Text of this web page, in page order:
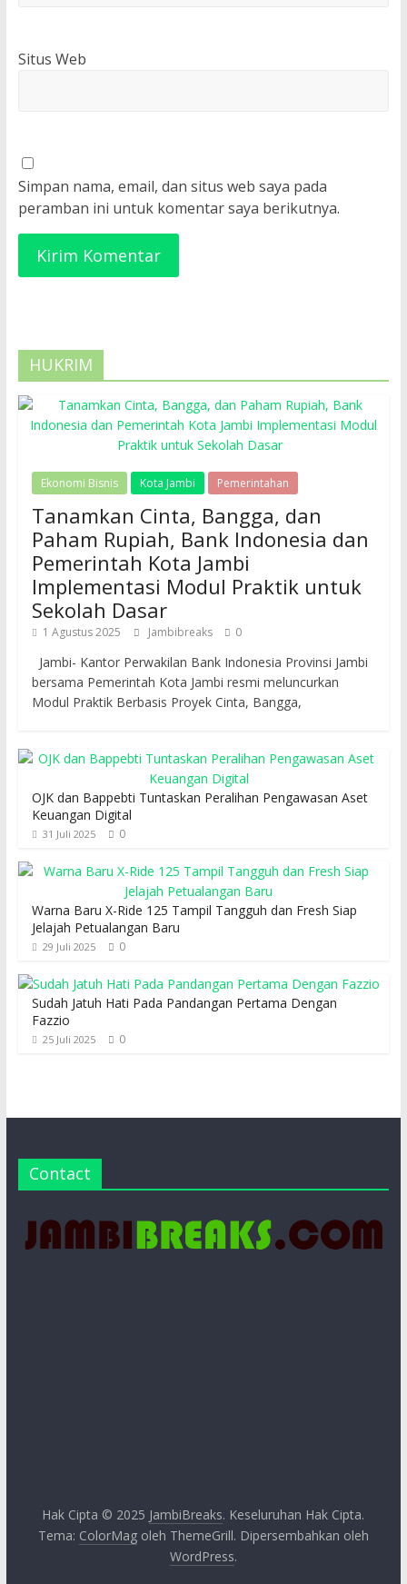
Situs Web
Simpan nama, email, dan situs web saya pada
peramban ini untuk komentar saya berikutnya.
HUKRIM
Ekonomi Bisnis Kota Jambi Pemerintahan
Tanamkan Cinta, Bangga, dan
Paham Rupiah, Bank Indonesia dan
Pemerintah Kota Jambi
Implementasi Modul Praktik untuk
Sekolah Dasar
1 Agustus 2025 Jambibreaks 0
Jambi- Kantor Perwakilan Bank Indonesia Provinsi Jambi
bersama Pemerintah Kota Jambi resmi meluncurkan
Modul Praktik Berbasis Proyek Cinta, Bangga,
OJK dan Bappebti Tuntaskan Peralihan Pengawasan Aset
Keuangan Digital
31 Juli 2025 0
Warna Baru X-Ride 125 Tampil Tangguh dan Fresh Siap
Jelajah Petualangan Baru
29 Juli 2025 0
Sudah Jatuh Hati Pada Pandangan Pertama Dengan
Fazzio
25 Juli 2025 0
Contact
Hak Cipta © 2025 JambiBreaks. Keseluruhan Hak Cipta.
Tema: ColorMagoleh ThemeGrill. Dipersembahkan oleh
WordPress.